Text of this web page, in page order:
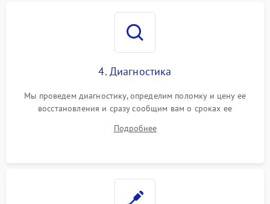
4. Диагностика
Мы проведем диагностику, определим поломку и цену ее
восстановления и сразу сообщим вам о сроках ее
Подробнее